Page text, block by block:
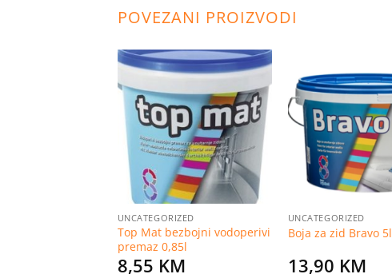
POVEZANI PROIZVODI
Dodaj
na
listu
želja
UNCATEGORIZED
Top Mat bezbojni vodoperivi
premaz 0,85l
8,55 KM
UNCATEGORIZED
Boja za zid Bravo 5l
13,90 KM